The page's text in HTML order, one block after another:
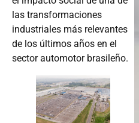
las transformaciones
industriales más relevantes
de los últimos años en el
sector automotor brasileño.